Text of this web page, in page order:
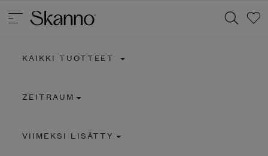
KAIKKI TUOTTEET
ZEITRAUM
VIIMEKSI LISÄTTY